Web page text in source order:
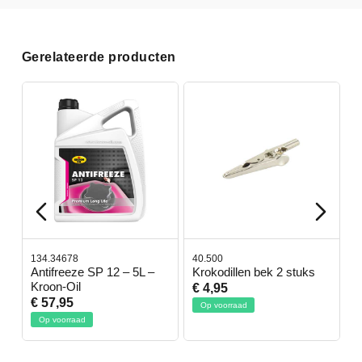
Gerelateerde producten
134.34678
Antifreeze SP 12 – 5L –
Kroon-Oil
€ 57,95
Op voorraad
40.500
Krokodillen bek 2 stuks
€ 4,95
Op voorraad